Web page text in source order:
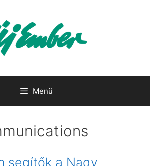
Menü
segítők a Nagy